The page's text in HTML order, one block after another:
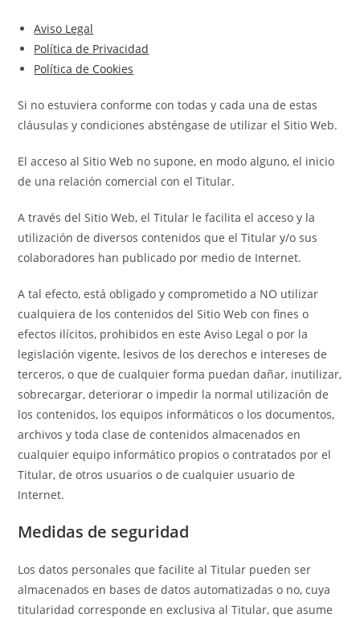
Aviso Legal
Política de Privacidad
Política de Cookies
Si no estuviera conforme con todas y cada una de estas
cláusulas y condiciones absténgase de utilizar el Sitio Web.
El acceso al Sitio Web no supone, en modo alguno, el inicio
de una relación comercial con el Titular.
A través del Sitio Web, el Titular le facilita el acceso y la
utilización de diversos contenidos que el Titular y/o sus
colaboradores han publicado por medio de Internet.
A tal efecto, está obligado y comprometido a NO utilizar
cualquiera de los contenidos del Sitio Web con fines o
efectos ilícitos, prohibidos en este Aviso Legal o por la
legislación vigente, lesivos de los derechos e intereses de
terceros, o que de cualquier forma puedan dañar, inutilizar,
sobrecargar, deteriorar o impedir la normal utilización de
los contenidos, los equipos informáticos o los documentos,
archivos y toda clase de contenidos almacenados en
cualquier equipo informático propios o contratados por el
Titular, de otros usuarios o de cualquier usuario de
Internet.
Medidas de seguridad
Los datos personales que facilite al Titular pueden ser
almacenados en bases de datos automatizadas o no, cuya
titularidad corresponde en exclusiva al Titular, que asume